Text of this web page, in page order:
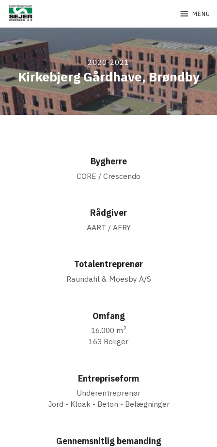
menu MENU
2020-2021
Kirkebjerg Gårdhave, Brøndby
Bygherre
CORE / Crescendo
Rådgiver
AART / AFRY
Totalentreprenør
Raundahl & Moesby A/S
Omfang
16.000 m2
163 Boliger
Entrepriseform
Underentreprenør
Jord - Kloak - Beton - Belægninger
Gennemsnitlig bemanding